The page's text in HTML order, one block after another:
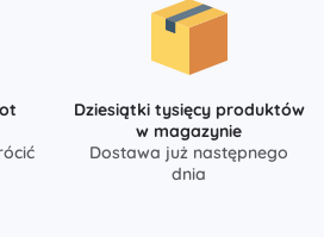
Dziesiątki tysięcy produktów
w magazynie
Dostawa już następnego
dnia